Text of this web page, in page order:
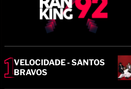
VELOCIDADE - SANTOS
BRAVOS